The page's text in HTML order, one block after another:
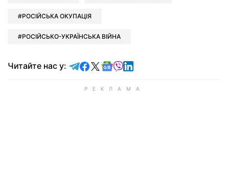
РОСІЙСЬКА ОКУПАЦІЯ
РОСІЙСЬКО-УКРАЇНСЬКА ВІЙНА
Читайте нас у: Читайте у Telegram
Читайте у Facebook
Читайте у X
Читайте у Google news
Читайте у Viber
Читайте у LinkedIn